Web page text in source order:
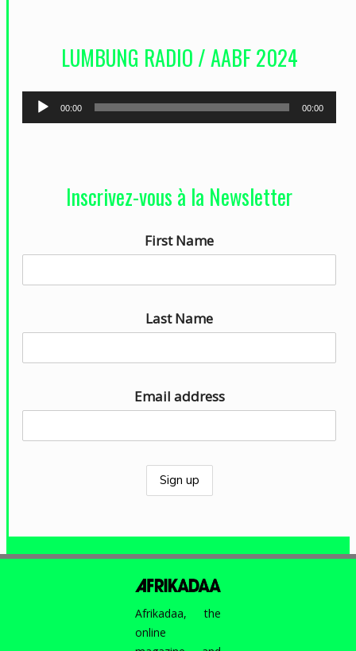
é
LUMBUNG RADIO / AABF 2024
L
e
e
r
d
o
00:00 00:00
Inscrivez-vous à la Newsletter
First Name
Last Name
Email address
Afrikadaa, the
online